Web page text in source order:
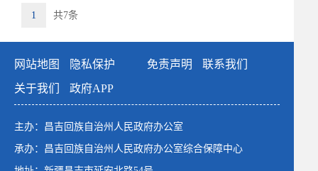
1 共7条
网站地图 隐私保护 免责声明
联系我们
关于我们
政府APP
主办：昌吉回族自治州人民政府办公室
承办：昌吉回族自治州人民政府办公室综合保障中心